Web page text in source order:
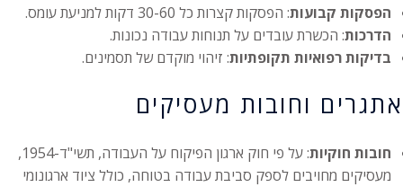
הפסקות קבועות: הפסקות קצרות כל 30-60 דקות למניעת עומס.
הדרכות: הכשרת עובדים על תנוחות עבודה נכונות.
בדיקות רפואיות תקופתיות: זיהוי מוקדם של תסמינים.
אתגרים וחובות מעסיקים
חובות חוקיות
: על פי חוק ארגון הפיקוח על העבודה, תשי"ד-1954,
מעסיקים מחויבים לספק סביבת עבודה בטוחה, כולל ציוד ארגונומי